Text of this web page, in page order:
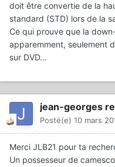
doit être convertie de la
standard (STD) lors de la
Ce qui prouve que la
apparemment, seulement
sur DVD…
jean-georges
Posté(e) 10 mars
Merci JLB21 pour ta
Un possesseur de